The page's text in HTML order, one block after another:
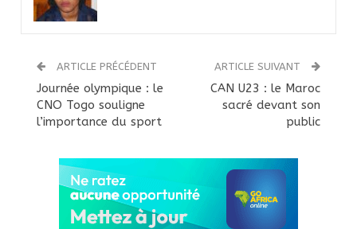
ARTICLE PRÉCÉDENT
Journée olympique : le
CNO Togo souligne
l’importance du sport
ARTICLE SUIVANT
CAN U23 : le Maroc
sacré devant son
public